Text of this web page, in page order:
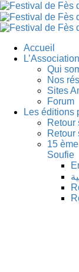
Skip
to
content
Accueil
L’Association
Qui
Nos
Sites
Forum
Les éditions
Retour
Retour
15
Soufie